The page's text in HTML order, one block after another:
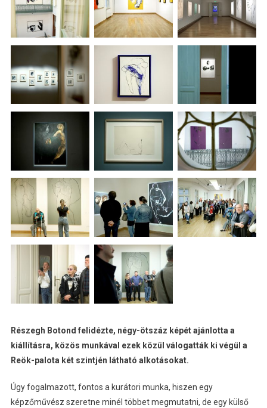
Részegh Botond felidézte, négy-ötszáz képét ajánlotta a
kiállításra, közös munkával ezek közül válogatták ki végül a
Reök-palota két szintjén látható alkotásokat.
Úgy fogalmazott, fontos a kurátori munka, hiszen egy
képzőművész szeretne minél többet megmutatni, de egy külső